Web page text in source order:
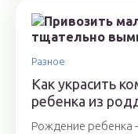
Разное
Как украсить
ребенка из
Рождение ребенка